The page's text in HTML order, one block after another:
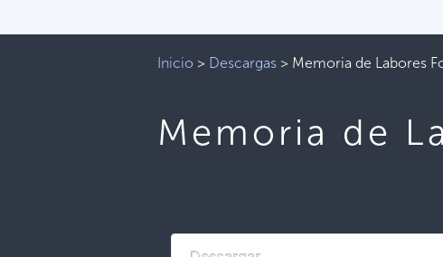
Inicio > Descargas > Memoria de Labores
Memoria de